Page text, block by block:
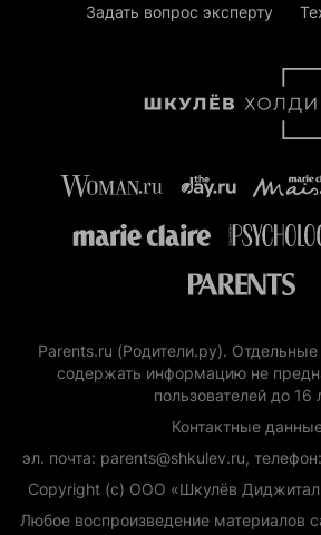
Задать вопрос эксперту
Parents.ru (Родители.ру).
содержать информацию не
пользователей до 16
Контактные
эл. почта: parents@shkulev.ru,
Copyright (с) ООО «Шкулёв Диджитал
Любое воспроизведение материалов